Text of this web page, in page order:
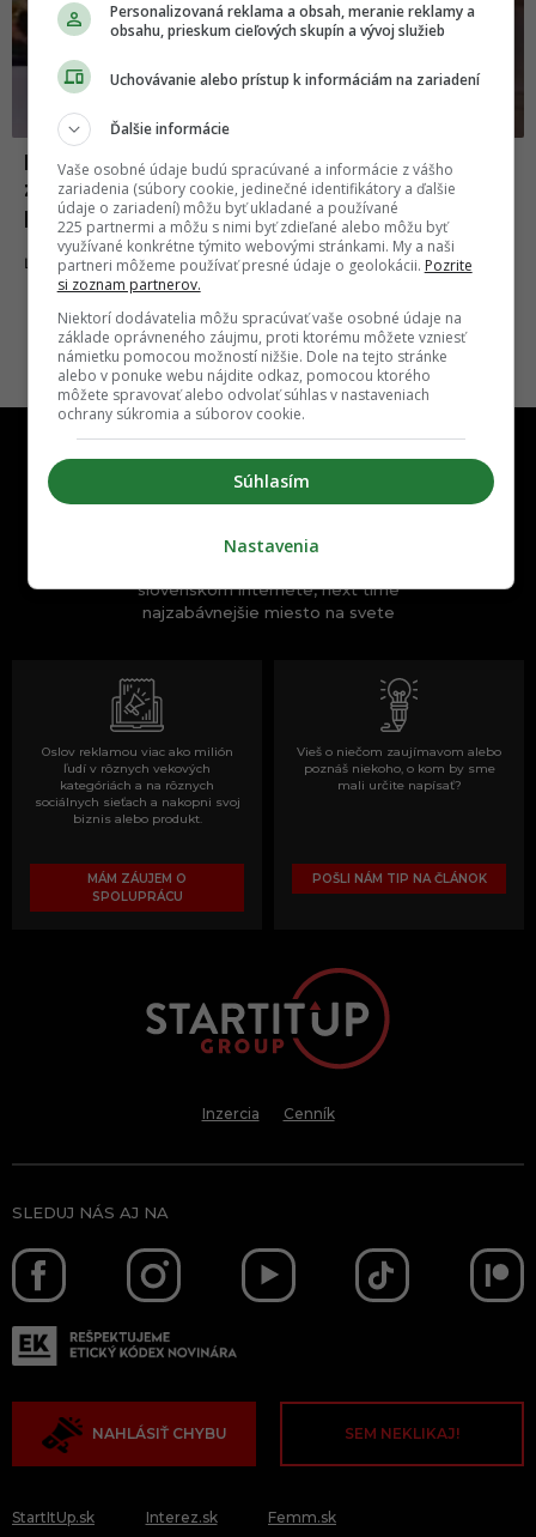
Bankomaty dávali ľuďom peniaze
zadarmo. Nasledovala obrovská davová
psychóza
ĽUDIA 17.08.2023
slovenskom internete, next time
najzabávnejšie miesto na svete
Oslov reklamou viac ako milión
ľudí v rôznych vekových
kategóriách a na rôznych
sociálnych sieťach a nakopni svoj
biznis alebo produkt.
MÁM ZÁUJEM O
SPOLUPRÁCU
Vieš o niečom zaujímavom alebo
poznáš niekoho, o kom by sme
mali určite napísať?
POŠLI NÁM TIP NA ČLÁNOK
Inzercia Cenník
SLEDUJ NÁS AJ NA
NAHLÁSIŤ CHYBU SEM NEKLIKAJ!
StartItUp.sk Interez.sk Femm.sk
Personalizovaná reklama a obsah, meranie reklamy a
obsahu, prieskum cieľových skupín a vývoj služieb
Uchovávanie alebo prístup k informáciám na zariadení
Ďalšie informácie
Vaše osobné údaje budú spracúvané a informácie z vášho
zariadenia (súbory cookie, jedinečné identifikátory a ďalšie
údaje o zariadení) môžu byť ukladané a používané
225 partnermi a môžu s nimi byť zdieľané alebo môžu byť
využívané konkrétne týmito webovými stránkami. My a naši
partneri môžeme používať presné údaje o geolokácii. Pozrite
si zoznam partnerov.
Niektorí dodávatelia môžu spracúvať vaše osobné údaje na
základe oprávneného záujmu, proti ktorému môžete vzniesť
námietku pomocou možností nižšie. Dole na tejto stránke
alebo v ponuke webu nájdite odkaz, pomocou ktorého
môžete spravovať alebo odvolať súhlas v nastaveniach
ochrany súkromia a súborov cookie.
Súhlasím
Nastavenia